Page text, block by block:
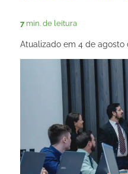
7 min. de leitura
Atualizado em 4 de agosto